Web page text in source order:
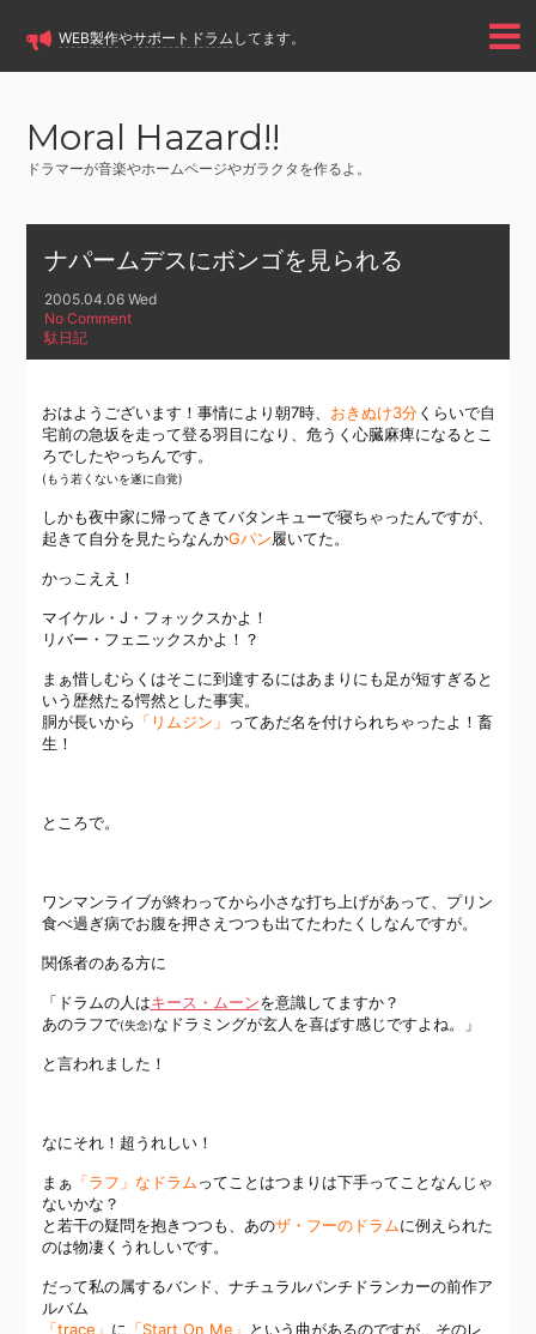
WEB製作やサポートドラム してます。
Moral Hazard!!
ドラマーが音楽やホームページやガラクタを作るよ。
ナパームデスにボンゴを見られる
2005.04.06 Wed
No Comment
駄日記
おはようございます！事情により朝7時、 おきぬけ3分くらいで自
宅前の急坂を走って登る羽目になり、危うく心臓麻痺になるとこ
ろでしたやっちんです。
(もう若くないを遂に自覚)
しかも夜中家に帰ってきてバタンキューで寝ちゃったんですが、
起きて自分を見たらなんかGパン履いてた。
かっこええ！
マイケル・J・フォックスかよ！
リバー・フェニックスかよ！？
まぁ惜しむらくはそこに到達するにはあまりにも足が短すぎると
いう歴然たる愕然とした事実。
胴が長いから 「リムジン」 ってあだ名を付けられちゃったよ！畜
生！
ところで。
ワンマンライブが終わってから小さな打ち上げがあって、プリン
食べ過ぎ病でお腹を押さえつつも出てたわたくしなんですが。
関係者のある方に
「ドラムの人はキース・ムーンを意識してますか？
あのラフで(失念)なドラミングが玄人を喜ばす感じですよね。」
と言われました！
なにそれ！超うれしい！
まぁ 「ラフ」なドラムってことはつまりは下手ってことなんじゃ
ないかな？
と若干の疑問を抱きつつも、あのザ・フーのドラムに例えられた
のは物凄くうれしいです。
だって私の属するバンド、ナチュラルパンチドランカーの前作ア
ルバム
「trace」 に 「Start On Me」 という曲があるのですが、そのレ